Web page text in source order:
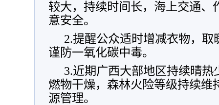
较大，持续时间长，海上交通、
意安全。
2.提醒公众适时增减衣物，
谨防一氧化碳中毒。
3.近期广西大部地区持续晴
燃物干燥，森林火险等级持续维
源管理。